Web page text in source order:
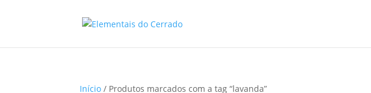
Início / Produtos marcados com a tag “lavanda”